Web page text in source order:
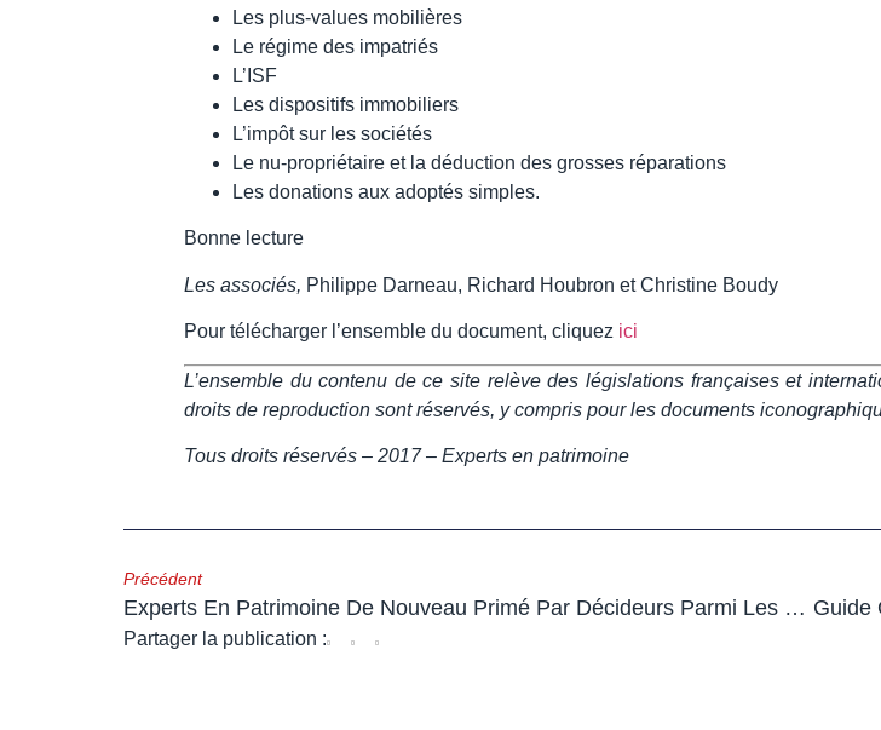
Les plus-values mobilières
Le régime des impatriés
L’ISF
Les dispositifs immobiliers
L’impôt sur les sociétés
Le nu-propriétaire et la déduction des grosses réparations
Les donations aux adoptés simples.
Bonne lecture
Les associés, Philippe Darneau, Richard Houbron et Christine Boudy
Pour télécharger l’ensemble du document, cliquez ici
L’ensemble du contenu de ce site relève des législations françaises et
droits de reproduction sont réservés, y compris pour les documents
Tous droits réservés – 2017 – Experts en patrimoine
Précédent
Experts En Patrimoine De Nouveau Primé Par Décideurs Parmi Les Meilleurs Indépendants
Partager la publication :